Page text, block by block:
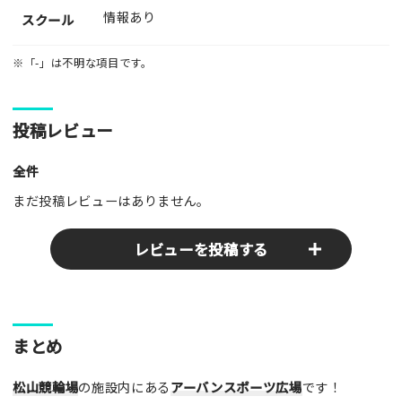
スクール 情報あり
※「-」は不明な項目です。
投稿レビュー
全件
まだ投稿レビューはありません。
レビューを投稿する
ここのパークやスポットの感想をぜひお寄せください！みんな
の参考となります！
レビュータイトル（※必須）
まとめ
松山競輪場の施設内にあるアーバンスポーツ広場です！